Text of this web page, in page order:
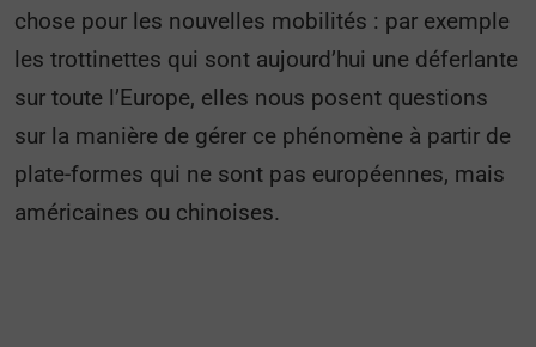
chose pour les nouvelles mobilités : par exemple
les trottinettes qui sont aujourd’hui une déferlante
sur toute l’Europe, elles nous posent questions
sur la manière de gérer ce phénomène à partir de
plate-formes qui ne sont pas européennes, mais
américaines ou chinoises.